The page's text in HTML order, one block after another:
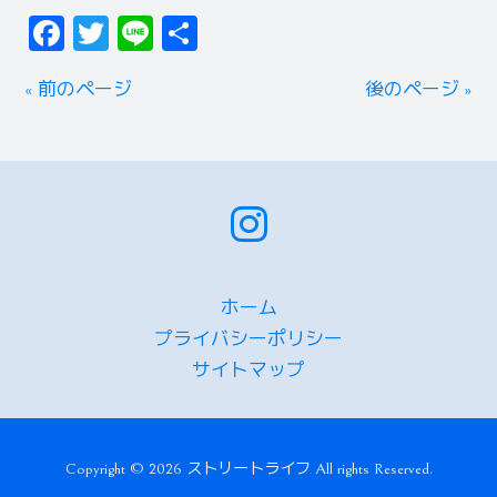
Facebook
Twitter
Line
« 前のページ 後のページ »
ホーム
プライバシーポリシー
サイトマップ
Copyright © 2026 ストリートライフ All rights Reserved.